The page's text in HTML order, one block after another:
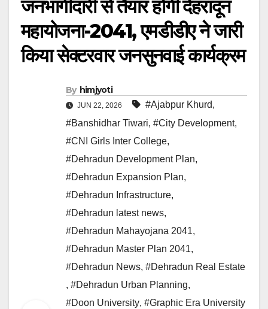
जनभागीदारी से तैयार होगी देहरादून
महायोजना-2041, एमडीडीए ने जारी
किया सेक्टरवार जनसुनवाई कार्यक्रम
By himjyoti
JUN 22, 2026 #Ajabpur Khurd,
#Banshidhar Tiwari, #City Development,
#CNI Girls Inter College,
#Dehradun Development Plan,
#Dehradun Expansion Plan,
#Dehradun Infrastructure,
#Dehradun latest news,
#Dehradun Mahayojana 2041,
#Dehradun Master Plan 2041,
#Dehradun News, #Dehradun Real Estate
, #Dehradun Urban Planning,
#Doon University, #Graphic Era University